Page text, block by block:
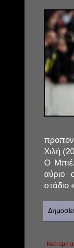
Χιλή
Ο
αύριο
στάδιο
Νεότερη